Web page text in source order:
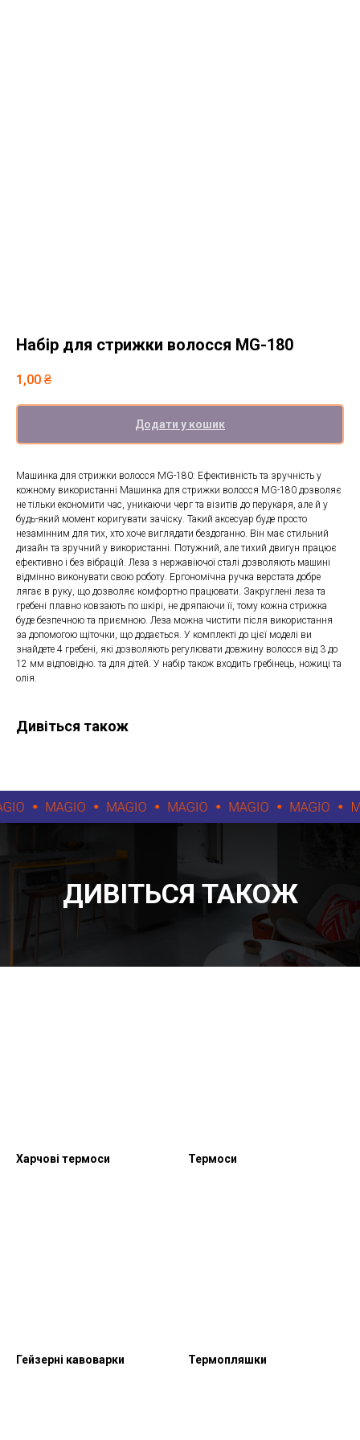
Набір для стрижки волосся MG-180
1,00 ₴
Додати у кошик
Машинка для стрижки волосся MG-180: Ефективність та зручність у
кожному використанні Машинка для стрижки волосся MG-180 дозволяє
не тільки економити час, уникаючи черг та візитів до перукаря, але й у
будь-який момент коригувати зачіску. Такий аксесуар буде просто
незамінним для тих, хто хоче виглядати бездоганно. Він має стильний
дизайн та зручний у використанні. Потужний, але тихий двигун працює
ефективно і без вібрацій. Леза з нержавіючої сталі дозволяють машині
відмінно виконувати свою роботу. Ергономічна ручка верстата добре
лягає в руку, що дозволяє комфортно працювати. Закруглені леза та
гребені плавно ковзають по шкірі, не дряпаючи її, тому кожна стрижка
буде безпечною та приємною. Леза можна чистити після використання
за допомогою щіточки, що додається. У комплекті до цієї моделі ви
знайдете 4 гребені, які дозволяють регулювати довжину волосся від 3 до
12 мм відповідно. та для дітей. У набір також входить гребінець, ножиці та
олія.
Дивіться також
MAGIO MAGIO MAGIO MAGIO MAGIO
ДИВІТЬСЯ ТАКОЖ
Харчові термоси Термоси
Гейзерні кавоварки Термопляшки